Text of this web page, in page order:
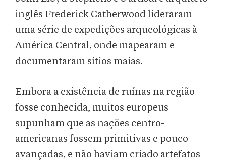
inglês Frederick Catherwood lideraram
uma série de expedições arqueológicas à
América Central, onde mapearam e
documentaram sítios maias.
Embora a existência de ruínas na região
fosse conhecida, muitos europeus
supunham que as nações centro-
americanas fossem primitivas e pouco
avançadas, e não haviam criado artefatos